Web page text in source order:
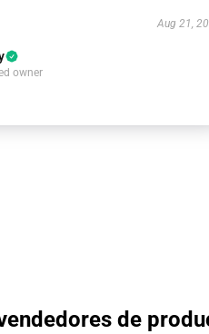
Aug 21,
owner
de